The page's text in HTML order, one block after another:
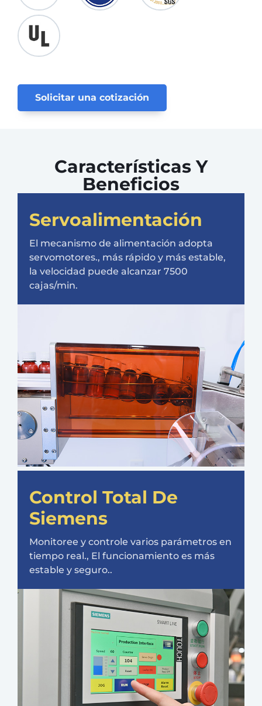
Solicitar una cotización
Características Y
Beneficios
Servoalimentación
El mecanismo de alimentación adopta
servomotores., más rápido y más estable,
la velocidad puede alcanzar 7500
cajas/min.
Control Total De
Siemens
Monitoree y controle varios parámetros en
tiempo real., El funcionamiento es más
estable y seguro..